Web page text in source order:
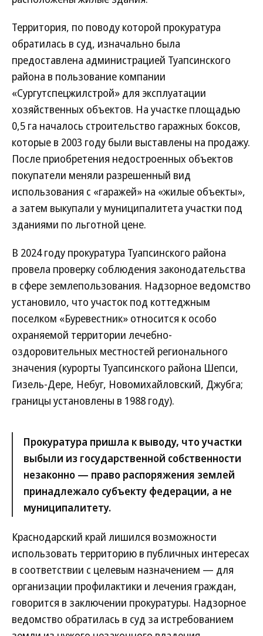
Территория, по поводу которой прокуратура
обратилась в суд, изначально была
предоставлена администрацией Туапсинского
района в пользование компании
«Сургутспецжилстрой» для эксплуатации
хозяйственных объектов. На участке площадью
0,5 га началось строительство гаражных боксов,
которые в 2003 году были выставлены на продажу.
После приобретения недостроенных объектов
покупатели меняли разрешенный вид
использования с «гаражей» на «жилые объекты»,
а затем выкупали у муниципалитета участки под
зданиями по льготной цене.
В 2024 году прокуратура Туапсинского района
провела проверку соблюдения законодательства
в сфере землепользования. Надзорное ведомство
установило, что участок под коттеджным
поселком «Буревестник» относится к особо
охраняемой территории лечебно-
оздоровительных местностей регионального
значения (курорты Туапсинского района Шепси,
Гизель-Дере, Небуг, Новомихайловский, Джубга;
границы установлены в 1988 году).
Прокуратура пришла к выводу, что участки
выбыли из государственной собственности
незаконно — право распоряжения землей
принадлежало субъекту федерации, а не
муниципалитету.
Краснодарский край лишился возможности
использовать территорию в публичных интересах
в соответствии с целевым назначением — для
организации профилактики и лечения граждан,
говорится в заключении прокуратуры. Надзорное
ведомство обратилась в суд за истребованием